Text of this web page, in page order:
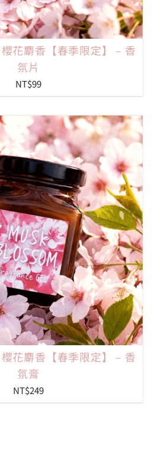
花麝香【春季限定】 – 香
氛片
NT$99
花麝香【春季限定】 – 香
氛膏
NT$249